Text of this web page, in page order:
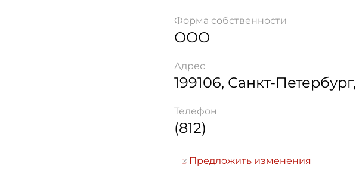
Форма собственности
ООО
Адрес
199106, Санкт-Петербург,
Телефон
(812)
Предложить изменения